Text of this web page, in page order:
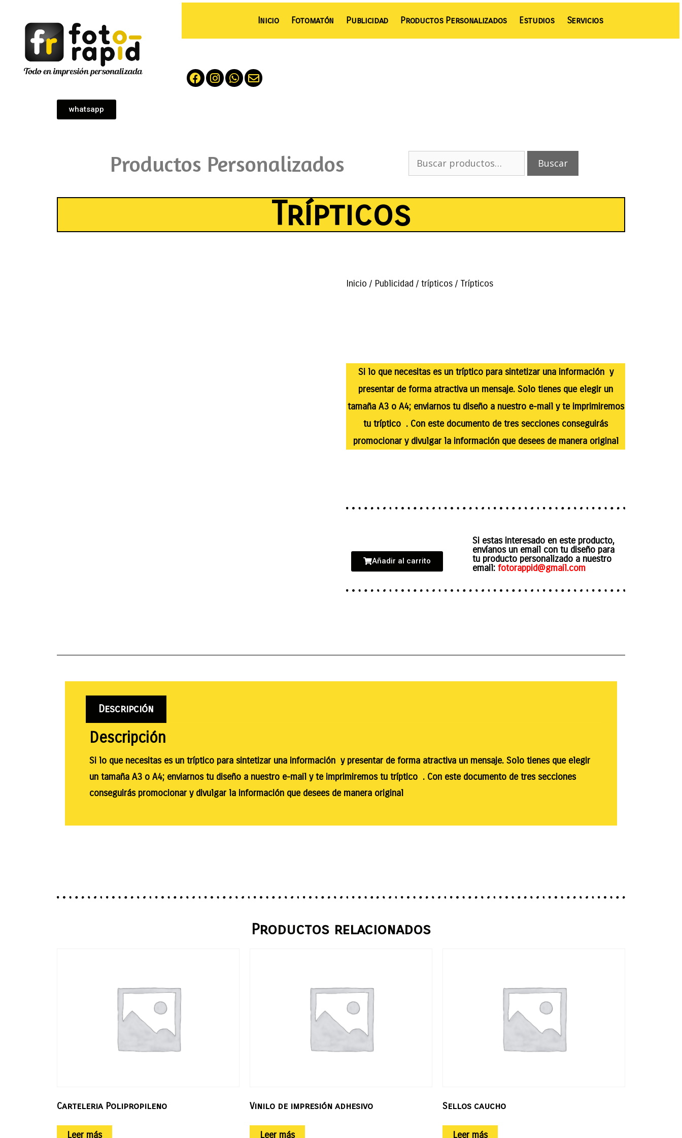
Inicio Fotomatón Publicidad Productos Personalizados Estudios Servicios
whatsapp
Productos Personalizados Buscar
Trípticos
Inicio / Publicidad / trípticos / Trípticos
Si lo que necesitas es un tríptico para sintetizar una información y
presentar de forma atractiva un mensaje. Solo tienes que elegir un
tamaña A3 o A4; enviarnos tu diseño a nuestro e-mail y te imprimiremos
tu tríptico . Con este documento de tres secciones conseguirás
promocionar y divulgar la información que desees de manera original
Añadir al carrito
Si estas interesado en este producto,
envíanos un email con tu diseño para
tu producto personalizado a nuestro
email: fotorappid@gmail.com
Descripción
Descripción
Si lo que necesitas es un tríptico para sintetizar una información y presentar de forma atractiva un mensaje. Solo tienes que elegir
un tamaña A3 o A4; enviarnos tu diseño a nuestro e-mail y te imprimiremos tu tríptico . Con este documento de tres secciones
conseguirás promocionar y divulgar la información que desees de manera original
Productos relacionados
Carteleria Polipropileno
Leer más
Vinilo de impresión adhesivo
Leer más
Sellos caucho
Leer más